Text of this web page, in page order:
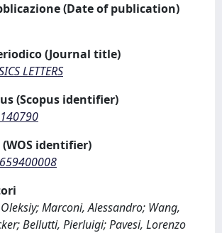
(Date of publication)
(Journal title)
LETTERS
(Scopus identifier)
(WOS identifier)
Marconi, Alessandro; Wang,
Bellutti, Pierluigi; Pavesi, Lorenzo